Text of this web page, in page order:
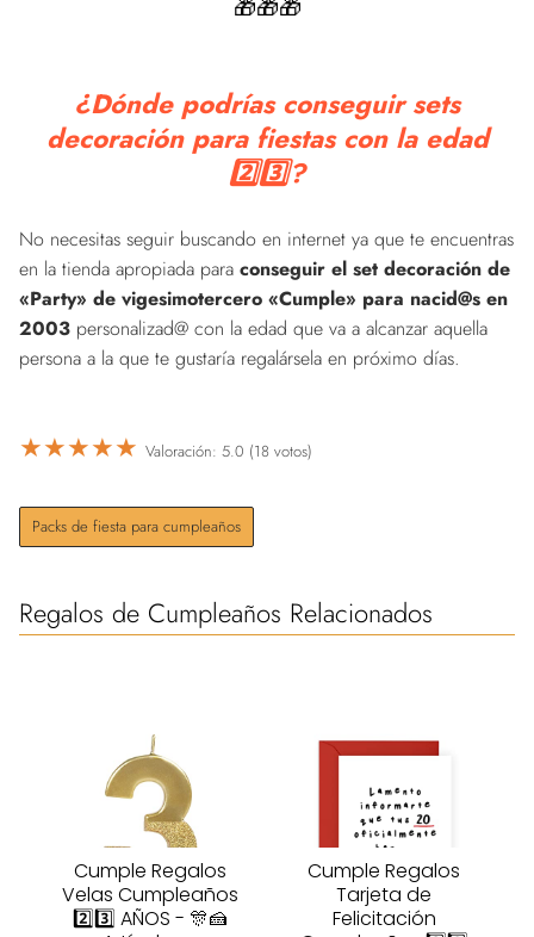
🎁🎁🎁
¿Dónde podrías conseguir sets
decoración para fiestas con la edad
2️⃣3️⃣?
No necesitas seguir buscando en internet ya que te encuentras
en la tienda apropiada para conseguir el set decoración de
«Party» de vigesimotercero «Cumple» para nacid@s en
2003 personalizad@ con la edad que va a alcanzar aquella
persona a la que te gustaría regalársela en próximo días.
★★★★★ Valoración: 5.0 (18 votos)
Packs de fiesta para cumpleaños
Regalos de Cumpleaños Relacionados
Cumple Regalos
Velas Cumpleaños
2️⃣3️⃣ AÑOS - 🎊🍰
Cumple Regalos
Tarjeta de
Felicitación